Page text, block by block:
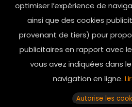
optimiser l’expérience de
ainsi que des cookies
provenant de tiers) pour
publicitaires en rapport avec
vous avez indiquées dans
navigation en ligne.
Autorise les
Horaires d’ouverture: 11h -